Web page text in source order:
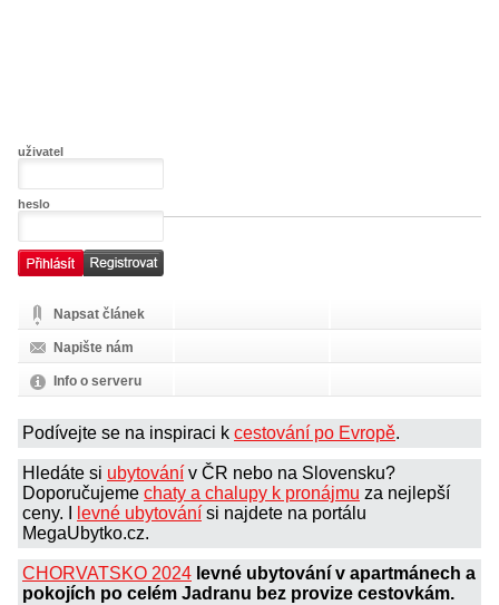
uživatel
heslo
Napsat článek
Napište nám
Info o serveru
Podívejte se na inspiraci k cestování po Evropě.
Hledáte si ubytování v ČR nebo na Slovensku?
Doporučujeme chaty a chalupy k pronájmu za nejlepší
ceny. I
levné ubytování si najdete na portálu
MegaUbytko.cz.
CHORVATSKO 2024 levné ubytování v apartmánech a
pokojích po celém Jadranu bez provize cestovkám.